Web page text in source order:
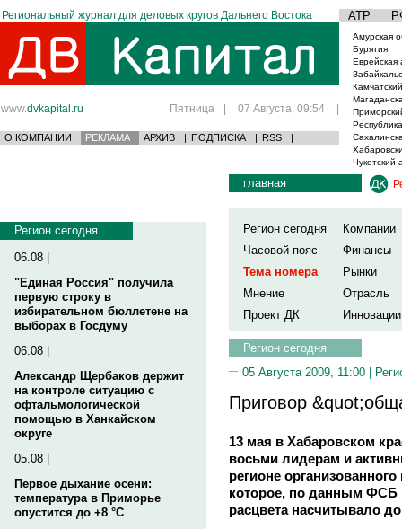
Региональный журнал для деловых кругов Дальнего Востока АТР
www.dvkapital.ru Пятница | 07 Августа, 09:54 |
О КОМПАНИИ РЕКЛАМА АРХИВ | ПОДПИСКА | RSS |
Амурская
Бурятия
Еврейская
Чукотский
Регион сегодня
06.08 |
"Единая Россия" получила
первую строку в
избирательном бюллетене на
выборах в Госдуму
06.08 |
Александр Щербаков держит
на контроле ситуацию с
офтальмологической
помощью в Ханкайском
округе
05.08 |
Первое дыхание осени:
температура в Приморье
опустится до +8 °C
главная
Регион сегодня
Компании
Часовой пояс
Финансы
Тема номера
Рынки
Мнение
Отрасль
Проект ДК
Инновации
Регион сегодня
05 Августа 2009, 11:00 |
Приговор
13 мая в Хабаровском
восьми лидерам и
регионе
которое, по данным ФСБ
расцвета насчитывало